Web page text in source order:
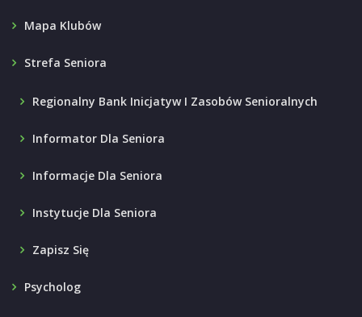
Mapa Klubów
Strefa Seniora
Regionalny Bank Inicjatyw I Zasobów Senioralnych
Informator Dla Seniora
Informacje Dla Seniora
Instytucje Dla Seniora
Zapisz Się
Psycholog